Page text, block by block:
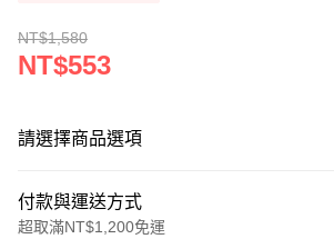
NT$1,580
NT$553
請選擇商品選項
付款與運送方式
超取滿NT$1,200免運